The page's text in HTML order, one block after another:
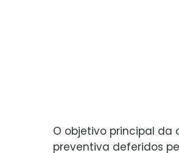
O objetivo principal da
preventiva deferidos